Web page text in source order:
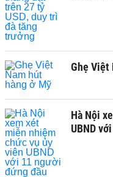
Ghẹ Việt
Hà Nội
UBND